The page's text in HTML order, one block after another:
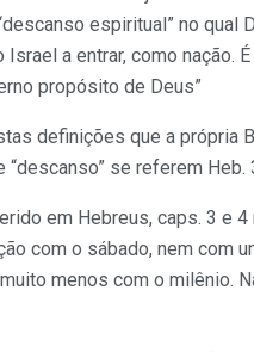
espiritual” no qual
a entrar, como nação.
propósito de Deus”
definições que a própria
“descanso” se referem Heb.
em Hebreus, caps. 3 e 4
com o sábado, nem com
menos com o milênio.